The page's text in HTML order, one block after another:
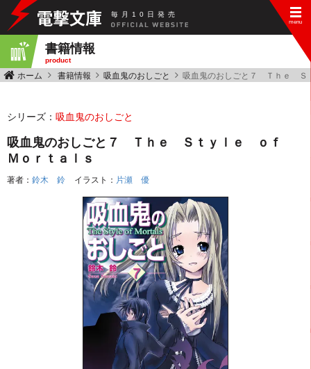
毎 月 10 日 発 売
書籍情報
product
ホーム 書籍情報 吸血鬼のおしごと 吸血鬼のおしごと７ Ｔｈｅ
シリーズ： 吸血鬼のおしごと
吸血鬼のおしごと７ Ｔｈｅ Ｓｔｙｌｅ ｏｆ
Ｍｏｒｔａｌｓ
著者： 鈴木 鈴 イラスト： 片瀬 優